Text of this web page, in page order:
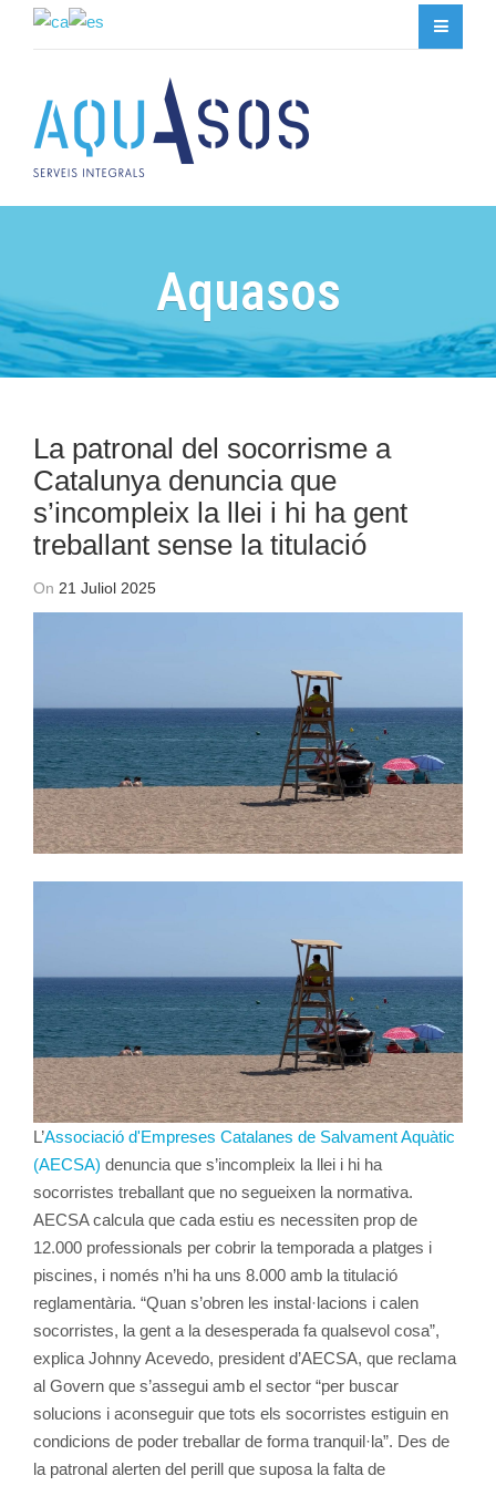
Aquasos
La patronal del socorrisme a
Catalunya denuncia que
s’incompleix la llei i hi ha gent
treballant sense la titulació
On 21 Juliol 2025
L’Associació d'Empreses Catalanes de Salvament Aquàtic
(AECSA) denuncia que s’incompleix la llei i hi ha
socorristes treballant que no segueixen la normativa.
AECSA calcula que cada estiu es necessiten prop de
12.000 professionals per cobrir la temporada a platges i
piscines, i només n’hi ha uns 8.000 amb la titulació
reglamentària. “Quan s’obren les instal·lacions i calen
socorristes, la gent a la desesperada fa qualsevol cosa”,
explica Johnny Acevedo, president d’AECSA, que reclama
al Govern que s’assegui amb el sector “per buscar
solucions i aconseguir que tots els socorristes estiguin en
condicions de poder treballar de forma tranquil·la”. Des de
la patronal alerten del perill que suposa la falta de